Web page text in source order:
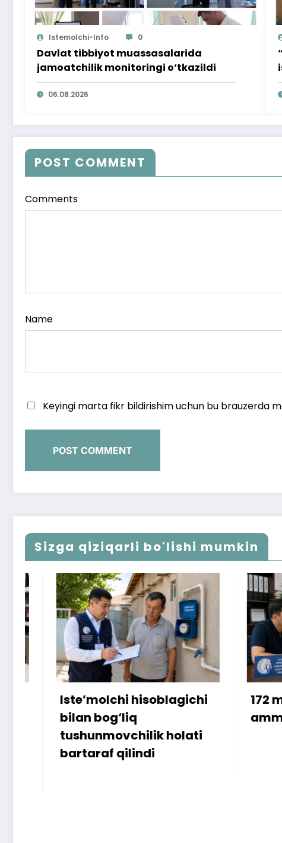
Istemolchi-Info 0
Davlat tibbiyot muassasalarida
jamoatchilik monitoringi o‘tkazildi
06.08.2026
POST COMMENT
Comments
Name
Keyingi marta fikr bildirishim uchun bu brauzerda
Sizga qiziqarli bo'lishi mumkin
Iste’molchi hisoblagichi
bilan bog‘liq
tushunmovchilik holati
bartaraf qilindi
172
ammo